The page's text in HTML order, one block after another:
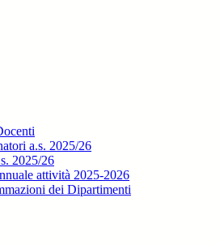
a.s. 2025/26
2025/26
attività 2025-2026
dei Dipartimenti